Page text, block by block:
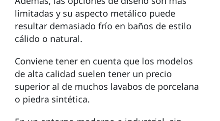
limitadas y su aspecto metálico puede
resultar demasiado frío en baños de estilo
cálido o natural.
Conviene tener en cuenta que los modelos
de alta calidad suelen tener un precio
superior al de muchos lavabos de porcelana
o piedra sintética.